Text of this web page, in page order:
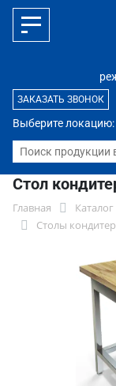
Выберите локацию:
ЗАКАЗАТЬ ЗВОНОК
Стол
Главная Каталог
Столы